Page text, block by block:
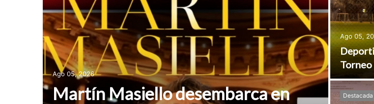
Ago 05, 2026
Martín Masiello desembarca en
Ago 05,
Torneo
Destacada